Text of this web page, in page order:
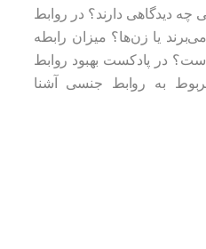
دیدگاهی دارند؟ در روابط
یا زن‌ها؟ میزان رابطه
در پادکست بهبود روابط
به روابط جنسی آشنا